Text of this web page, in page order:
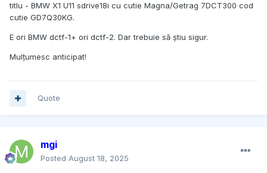
titlu - BMW X1 U11 sdrive18i cu cutie Magna/Getrag 7DCT300 cod
cutie GD7Q30KG.
E ori BMW dctf-1+ ori dctf-2. Dar trebuie să știu sigur.
Mulțumesc anticipat!
Quote
mgi
Posted August 18, 2025